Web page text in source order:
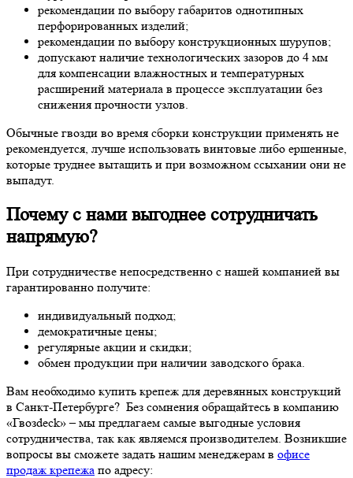
рекомендации по выбору габаритов однотипных
перфорированных изделий;
рекомендации по выбору конструкционных шурупов;
допускают наличие технологических зазоров до 4 мм
для компенсации влажностных и температурных
расширений материала в процессе эксплуатации без
снижения прочности узлов.
Обычные гвозди во время сборки конструкции применять не
рекомендуется, лучше использовать винтовые либо ершенные,
которые труднее вытащить и при возможном ссыхании они не
выпадут.
Почему с нами выгоднее сотрудничать
напрямую?
При сотрудничестве непосредственно с нашей компанией вы
гарантированно получите:
индивидуальный подход;
демократичные цены;
регулярные акции и скидки;
обмен продукции при наличии заводского брака.
Вам необходимо купить крепеж для деревянных конструкций
в Санкт-Петербурге? Без сомнения обращайтесь в компанию
«Гвозdeck» – мы предлагаем самые выгодные условия
сотрудничества, так как являемся производителем. Возникшие
вопросы вы сможете задать нашим менеджерам в офисе
продаж крепежа по адресу: